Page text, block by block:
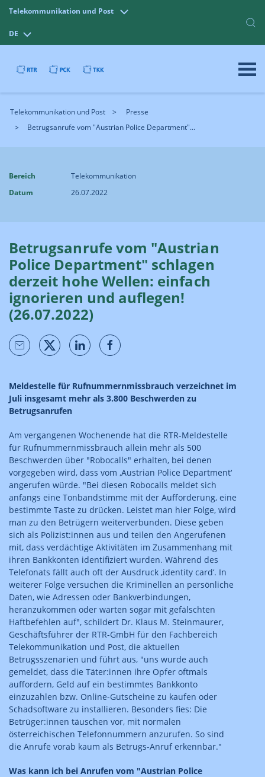
Telekommunikation und Post
DE
Telekommunikation und Post
Presse
Betrugsanrufe vom "Austrian Police Department"...
Bereich
Telekommunikation
Datum
26.07.2022
Betrugsanrufe vom "Austrian
Police Department" schlagen
derzeit hohe Wellen: einfach
ignorieren und auflegen!
(26.07.2022)
Meldestelle für Rufnummernmissbrauch verzeichnet im
Juli insgesamt mehr als 3.800 Beschwerden zu
Betrugsanrufen
Am vergangenen Wochenende hat die RTR-Meldestelle
für Rufnummernmissbrauch allein mehr als 500
Beschwerden über "Robocalls" erhalten, bei denen
vorgegeben wird, dass vom ‚Austrian Police Department‘
angerufen würde. "Bei diesen Robocalls meldet sich
anfangs eine Tonbandstimme mit der Aufforderung, eine
bestimmte Taste zu drücken. Leistet man hier Folge, wird
man zu den Betrügern weiterverbunden. Diese geben
sich als Polizist:innen aus und teilen den Angerufenen
mit, dass verdächtige Aktivitäten im Zusammenhang mit
ihren Bankkonten identifiziert wurden. Während des
Telefonats fällt auch oft der Ausdruck ‚identity card‘. In
weiterer Folge versuchen die Kriminellen an persönliche
Daten, wie Adressen oder Bankverbindungen,
heranzukommen oder warten sogar mit gefälschten
Haftbefehlen auf", schildert Dr. Klaus M. Steinmaurer,
Geschäftsführer der RTR-GmbH für den Fachbereich
Telekommunikation und Post, die aktuellen
Betrugsszenarien und führt aus, "uns wurde auch
gemeldet, dass die Täter:innen ihre Opfer oftmals
auffordern, Geld auf ein bestimmtes Bankkonto
einzuzahlen bzw. Online-Gutscheine zu kaufen oder
Schadsoftware zu installieren. Besonders fies: Die
Betrüger:innen täuschen vor, mit normalen
österreichischen Telefonnummern anzurufen. So sind
die Anrufe vorab kaum als Betrugs-Anruf erkennbar."
Was kann ich bei Anrufen vom "Austrian Police